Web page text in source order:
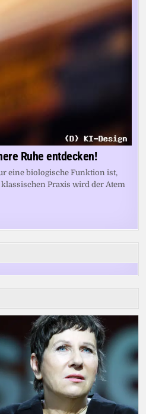
Ruhe entdecken!
eine biologische Funktion ist,
Praxis wird der Atem